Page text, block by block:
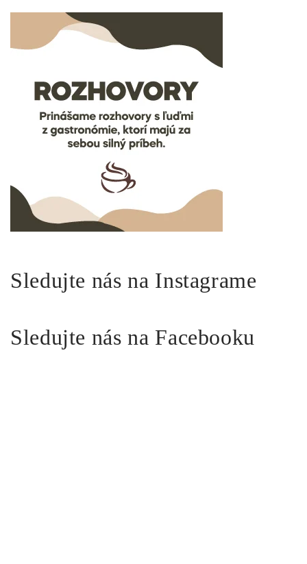
Sledujte nás na Instagrame
Sledujte nás na Facebooku